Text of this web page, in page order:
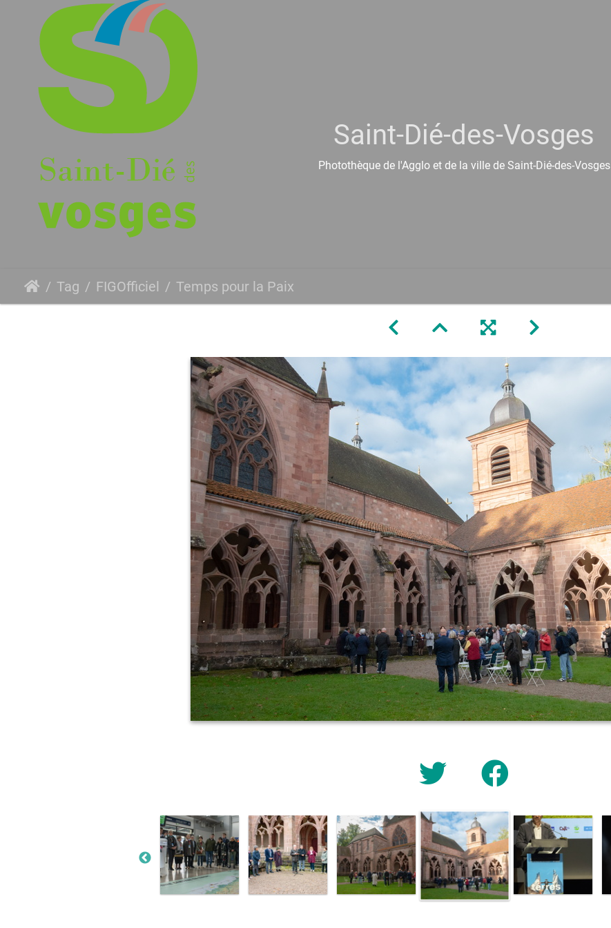
Saint-Dié-des-Vosges
Photothèque de l'Agglo et de la ville de Saint-Dié-des-Vosges
Tag FIGOfficiel Temps pour la Paix